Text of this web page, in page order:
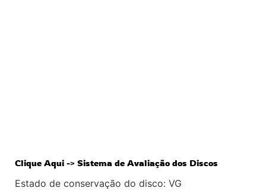
Clique Aqui -> Sistema de Avaliação dos Discos
Estado de conservação do disco: VG